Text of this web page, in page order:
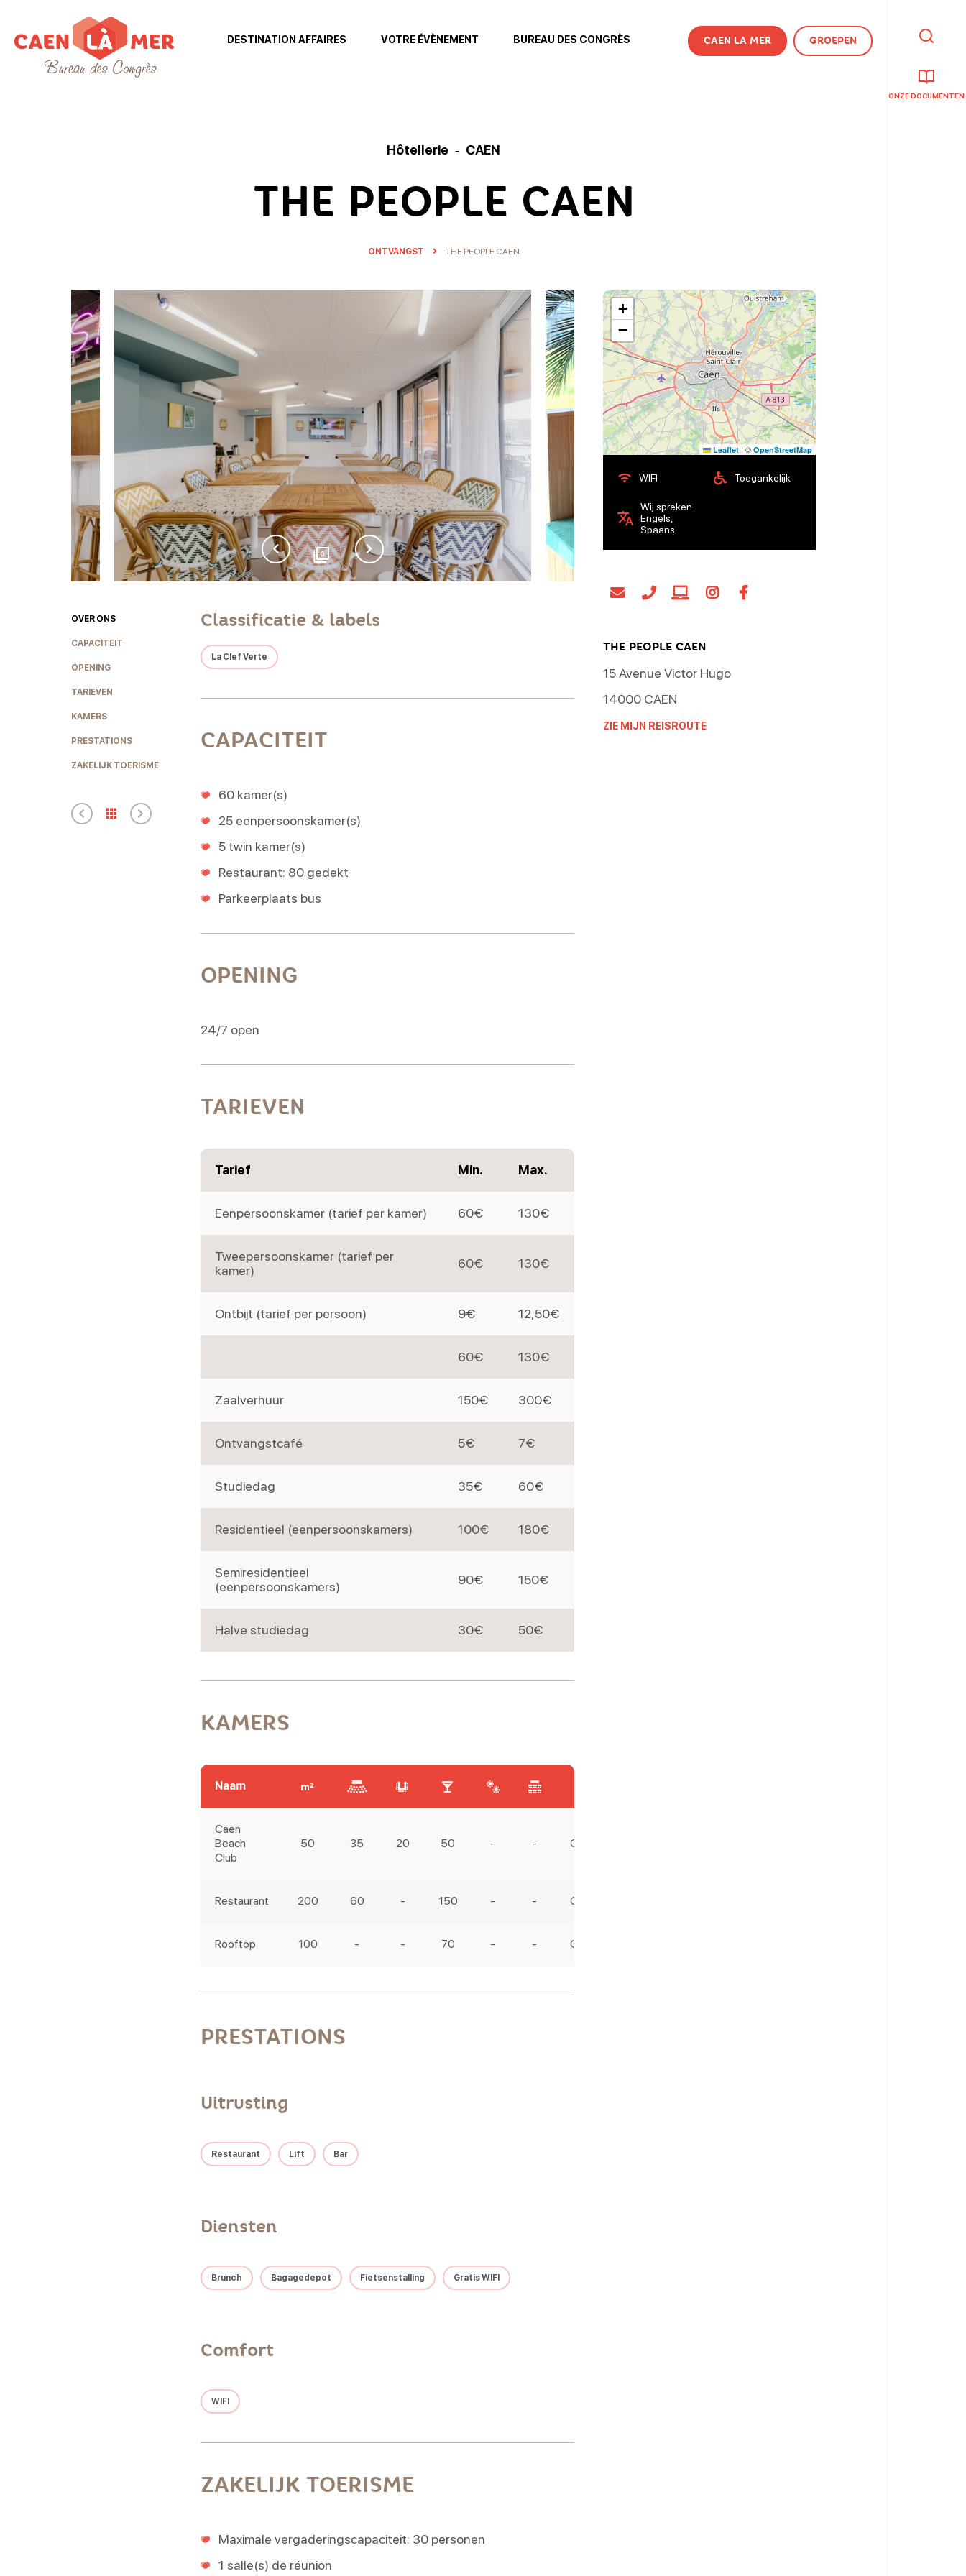
DESTINATION AFFAIRES VOTRE ÉVÈNEMENT BUREAU DES CONGRÈS CAEN LA MER GROEPEN
ONZE DOCUMENTEN
Hôtellerie CAEN
THE PEOPLE CAEN
ONTVANGST THE PEOPLE CAEN
6
OVER ONS
CAPACITEIT
OPENING
TARIEVEN
KAMERS
PRESTATIONS
ZAKELIJK TOERISME
Classificatie & labels
La Clef Verte
CAPACITEIT
60 kamer(s)
25 eenpersoonskamer(s)
5 twin kamer(s)
Restaurant: 80 gedekt
Parkeerplaats bus
OPENING
24/7 open
TARIEVEN
Tarief Min. Max.
Eenpersoonskamer (tarief per kamer) 60€ 130€
Tweepersoonskamer (tarief per
kamer)
60€ 130€
Ontbijt (tarief per persoon) 9€ 12,50€
60€ 130€
Zaalverhuur 150€ 300€
Ontvangstcafé 5€ 7€
Studiedag 35€ 60€
Residentieel (eenpersoonskamers) 100€ 180€
Semiresidentieel
(eenpersoonskamers)
90€ 150€
Halve studiedag 30€ 50€
KAMERS
Naam
Caen
Beach
Club
50 35 20 50 - - Geen
Restaurant 200 60 - 150 - - Geen
Rooftop 100 - - 70 - - Geen
PRESTATIONS
Uitrusting
Restaurant Lift Bar
Diensten
Brunch Bagagedepot Fietsenstalling Gratis WIFI
Comfort
WIFI
ZAKELIJK TOERISME
Maximale vergaderingscapaciteit: 30 personen
1 salle(s) de réunion
+
−
Leaflet | ©OpenStreetMap
WIFI Toegankelijk
Wij spreken
Engels,
Spaans
THE PEOPLE CAEN
15 Avenue Victor Hugo
14000 CAEN
ZIE MIJN REISROUTE